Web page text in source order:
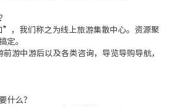
，我们称之为线上旅游集散中心。资源聚
定。
游中游后以及各类咨询，导览导购导航，
什么？